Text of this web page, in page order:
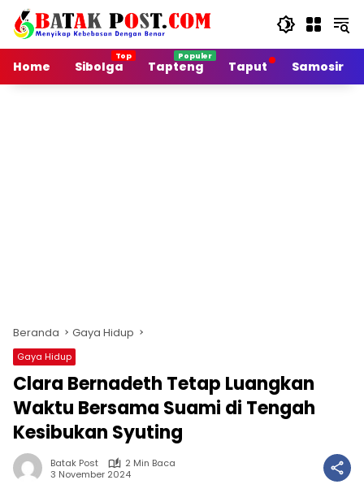
Langsung
konten
Home
Sibolga Tapteng Taput Samosir
Beranda Gaya Hidup
Gaya Hidup
Clara Bernadeth Tetap Luangkan
Waktu Bersama Suami di Tengah
Kesibukan Syuting
Batak Post
2 Min Baca
3 November 2024